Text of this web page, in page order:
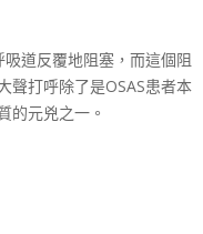
道反覆地阻塞，而這個阻
聲打呼除了是OSAS患者本
的元兇之一。